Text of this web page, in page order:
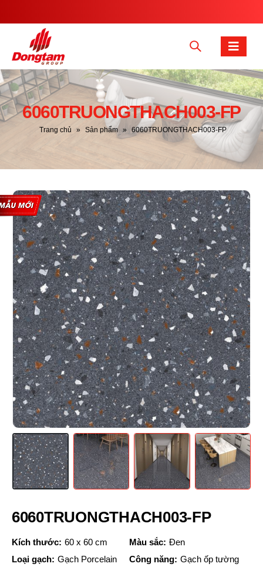
6060TRUONGTHACH003-FP
Trang chủ » Sản phẩm » 6060TRUONGTHACH003-FP
6060TRUONGTHACH003-FP
Kích thước: 60 x 60 cm Màu sắc: Đen
Loại gạch: Gạch Porcelain Công năng: Gạch ốp tường